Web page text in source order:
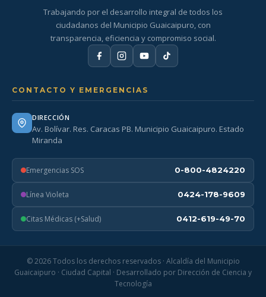
Trabajando por el desarrollo integral de todos los
ciudadanos del Municipio Guaicaipuro, con
transparencia, eficiencia y compromiso social.
CONTACTO Y EMERGENCIAS
DIRECCIÓN
Av. Bolívar. Res. Caracas PB. Municipio Guaicaipuro. Estado
Miranda
Emergencias SOS 0-800-4824220
Línea Violeta 0424-178-9609
Citas Médicas (+Salud) 0412-619-49-70
© 2026 Todos los derechos reservados · Alcaldía del Municipio
Guaicaipuro · Ciudad Capital · Desarrollado por Dirección de Ciencia y
Tecnología